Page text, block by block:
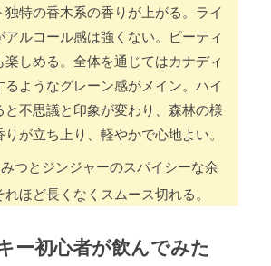
独特の香木系の香りが上がる。ライ
アルコール感は強くない。ピーティ
楽しめる。全体を通じてはカナディ
るようなグレーン感がメイン。ハイ
と不思議と印象が変わり、森林の様
が立ち上り、軽やかで心地よい。
みつとジンジャーのスパイシーな余
ほど長くなくスムース切れる。
ー初心者が飲んでみた